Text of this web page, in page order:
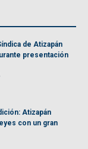
de Atizapán
presentación
Atizapán
con un gran